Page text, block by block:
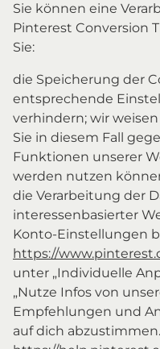
Sie können eine
Pinterest Conversion
Sie:
die Speicherung der
entsprechende
verhindern; wir
Sie in diesem Fall
Funktionen unserer
werden nutzen
die Verarbeitung der
interessenbasierter
Konto-Einstellungen
https://
unter „Individuelle
„Nutze Infos von
Empfehlungen und
auf dich